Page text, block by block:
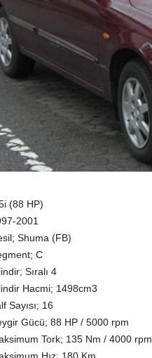
(88 HP)
2001
Shuma (FB)
C
Sıralı 4
Hacmi; 1498cm3
Sayısı; 16
Gücü; 88 HP / 5000 rpm
Tork; 135 Nm / 4000 rpm